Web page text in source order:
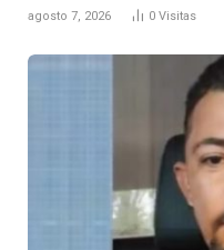
agosto 7, 2026 0 Visitas